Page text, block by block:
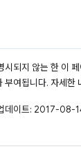
시되지 않는 한 이
부여됩니다. 자세한
데이트: 2017-08-